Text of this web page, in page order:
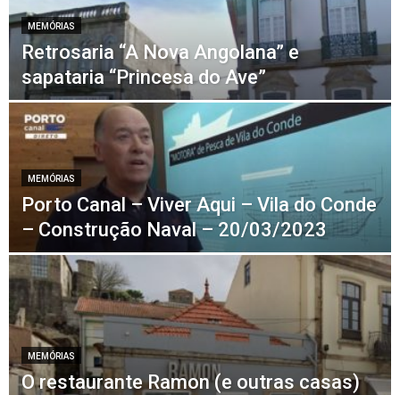
MEMÓRIAS
Retrosaria “A Nova Angolana” e
sapataria “Princesa do Ave”
MEMÓRIAS
Porto Canal – Viver Aqui – Vila do Conde
– Construção Naval – 20/03/2023
MEMÓRIAS
O restaurante Ramon (e outras casas)